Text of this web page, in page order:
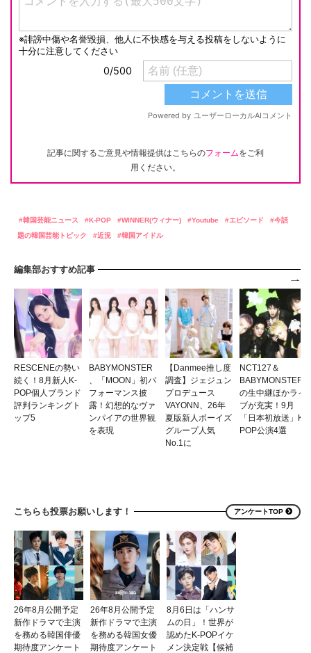
記事に関するご意見や情報提供はこちらのフォームをご利
用ください。
韓国芸能ニュース K-POP WINNER(ウィナー) Youtube エピソード
今話
題の韓国芸能トピック
近況 韓国アイドル
編集部おすすめ記事
RESCENEの勢い
続く！8月新人K-
POP個人ブランド
評判ランキングト
ップ5
BABYMONSTER
、「MOON」初パ
フォーマンス披
露！幻想的なヴァ
ンパイアの世界観
を表現
【Danmee推し度
調査】ジェジュン
プロデュース
VAYONN、26年
夏版新人ボーイズ
グループ人気
No.1に
NCT127＆
BABYMONSTER
の生中継ほかライ
ブが充実！9月
「日本初放送」K-
POP公演4選
こちらも投票お願いします！ アンケートTOP
26年8月公開予定
新作ドラマで主演
を務める韓国俳優
期待度アンケート
26年8月公開予定
新作ドラマで主演
を務める韓国女優
期待度アンケート
8月6日は「ハンサ
ムの日」！世界が
認めたK-POPイケ
メン決定戦【候補